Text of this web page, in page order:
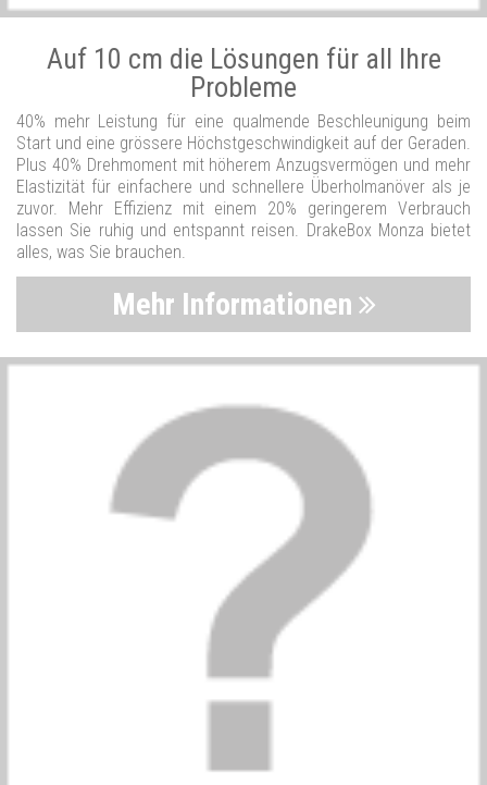
Auf 10 cm die Lösungen für all Ihre
Probleme
40% mehr Leistung für eine qualmende Beschleunigung beim
Start und eine grössere Höchstgeschwindigkeit auf der Geraden.
Plus 40% Drehmoment mit höherem Anzugsvermögen und mehr
Elastizität für einfachere und schnellere Überholmanöver als je
zuvor. Mehr Effizienz mit einem 20% geringerem Verbrauch
lassen Sie ruhig und entspannt reisen. DrakeBox Monza bietet
alles, was Sie brauchen.
Mehr Informationen